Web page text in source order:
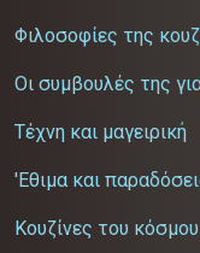
Φιλοσοφίες της
Οι συμβουλές της
Τέχνη και μαγειρική
'Εθιμα και
Κουζίνες του κόσμου